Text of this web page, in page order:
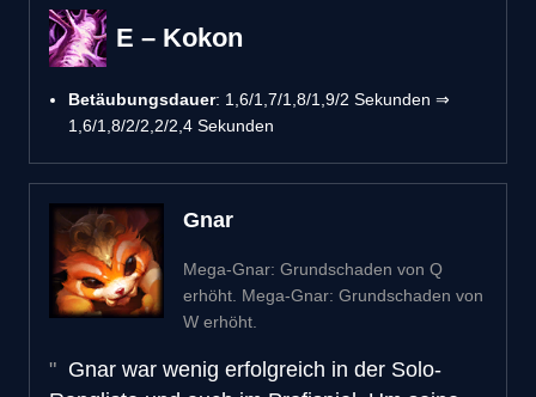
E – Kokon
Betäubungsdauer: 1,6/1,7/1,8/1,9/2 Sekunden ⇒
1,6/1,8/2/2,2/2,4 Sekunden
Gnar
Mega-Gnar: Grundschaden von Q
erhöht. Mega-Gnar: Grundschaden von
W erhöht.
Gnar war wenig erfolgreich in der Solo-